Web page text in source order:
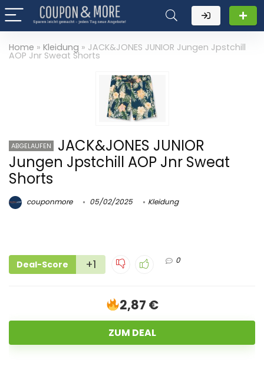
Home » Kleidung » JACK&JONES JUNIOR Jungen Jpstchill
AOP Jnr Sweat Shorts
ABGELAUFEN
JACK&JONES JUNIOR
Jungen Jpstchill AOP Jnr Sweat
Shorts
couponmore 05/02/2025 Kleidung
Deal-Score +1 0
2,87 €
ZUM DEAL